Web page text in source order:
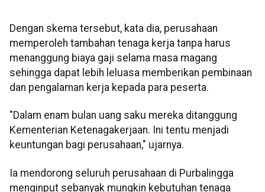
Dengan skema tersebut, kata dia, perusahaan
memperoleh tambahan tenaga kerja tanpa harus
menanggung biaya gaji selama masa magang
sehingga dapat lebih leluasa memberikan pembinaan
dan pengalaman kerja kepada para peserta.
"Dalam enam bulan uang saku mereka ditanggung
Kementerian Ketenagakerjaan. Ini tentu menjadi
keuntungan bagi perusahaan," ujarnya.
Ia mendorong seluruh perusahaan di Purbalingga
menginput sebanyak mungkin kebutuhan tenaga